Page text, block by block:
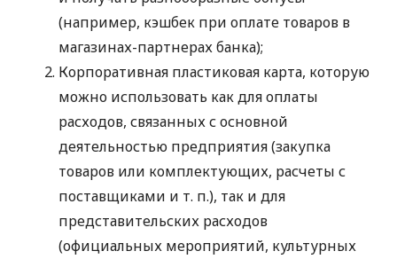
(например, кэшбек при оплате товаров в
магазинах-партнерах банка);
Корпоративная пластиковая карта, которую
можно использовать как для оплаты
расходов, связанных с основной
деятельностью предприятия (закупка
товаров или комплектующих, расчеты с
поставщиками и т. п.), так и для
представительских расходов
(официальных мероприятий, культурных